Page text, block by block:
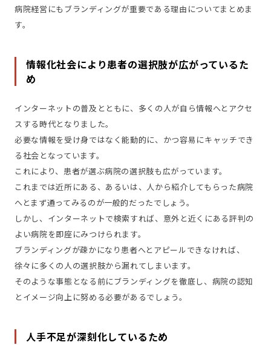
病院経営にもブランディングが重要である理由についてまとめま
す。
情報化社会により患者の選択肢が広がっているた
め
インターネットの普及とともに、多くの人が自ら情報へとアクセ
スする時代となりました。
必要な情報を受け身ではなく能動的に、かつ容易にキャッチでき
る社会となっています。
これにより、患者が選ぶ病院の選択肢も広がっています。
これまでは近所にある、あるいは、人から紹介してもらった病院
へとまず通ってみるのが一般的だったでしょう。
しかし、インターネットで検索すれば、意外と近くにある評判の
よい病院を即座にみつけられます。
ブランディングが疎かになり患者へとアピールできなければ、
徐々に多くの人の選択肢から漏れてしまいます。
そのような事態となる前にブランディングを徹底し、病院の認知
とイメージ向上に努める必要があるでしょう。
人手不足が深刻化しているため